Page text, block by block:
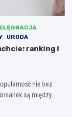
URODA
ranking i
nie bez
są między…